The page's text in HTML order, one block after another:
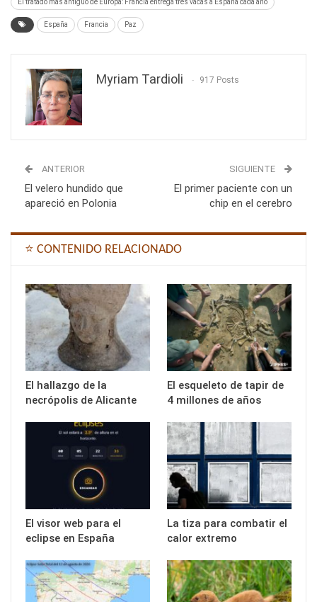
El tratado más antiguo de Europa: Francia entrega tres vacas a España cada año
España Francia Paz
Myriam Tardioli 917 Posts
ANTERIOR
El velero hundido que
apareció en Polonia
SIGUIENTE
El primer paciente con un
chip en el cerebro
⭐ CONTENIDO RELACIONADO
El hallazgo de la
necrópolis de Alicante
El esqueleto de tapir de
4 millones de años
El visor web para el
eclipse en España
La tiza para combatir el
calor extremo